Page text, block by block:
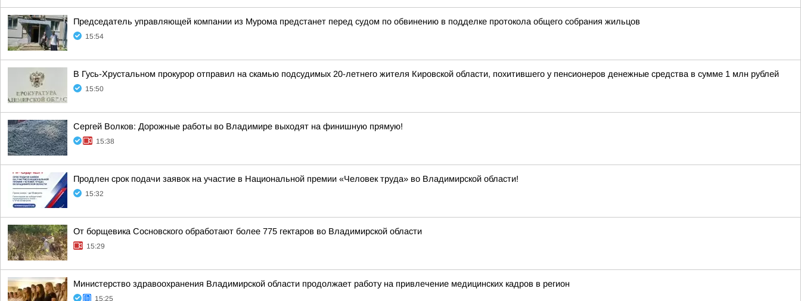
Председатель управляющей компании из Мурома предстанет перед судом по обвинению в подделке протокола общего собрания жильцов
15:54
В Гусь-Хрустальном прокурор отправил на скамью подсудимых 20-летнего жителя Кировской области, похитившего у пенсионеров денежные средства в сумме 1 млн рублей
15:50
Сергей Волков: Дорожные работы во Владимире выходят на финишную прямую!
15:38
Продлен срок подачи заявок на участие в Национальной премии «Человек труда» во Владимирской области!
15:32
От борщевика Сосновского обработают более 775 гектаров во Владимирской области
15:29
Министерство здравоохранения Владимирской области продолжает работу на привлечение медицинских кадров в регион
15:25